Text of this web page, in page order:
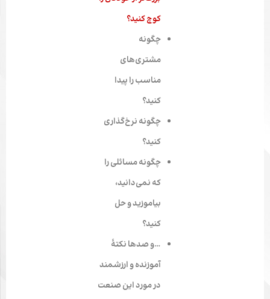
کوچ کنید؟
چگونه
مشتری‌های
مناسب را پیدا
کنید؟
چگونه نرخ‌گذاری
کنید؟
چگونه مسائلی را
که نمی‌دانید،
بیاموزید و حل
کنید؟
…و صدها نکتۀ
آموزنده و ارزشمند
در مورد این صنعت